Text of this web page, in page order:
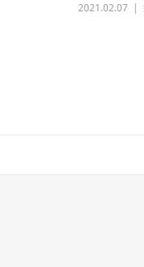
2021.02.07